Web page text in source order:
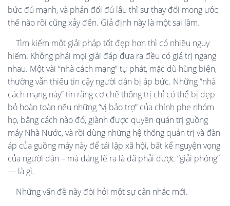
bức đủ mạnh, và phản đối đủ lâu thì sự thay đổi mong ước
thế nào rồi cũng xảy đến. Giả định này là một sai lầm.
Tìm kiếm một giải pháp tốt đẹp hơn thì có nhiều nguy
hiểm. Không phải mọi giải đáp đưa ra đều có giá trị ngang
nhau. Một vài “nhà cách mạng” tự phát, mặc dù hùng biện,
thường vẫn thiếu tin cậy người dân bị áp bức. Những “nhà
cách mạng này” tin rằng cơ chế thống trị chỉ có thể bị dẹp
bỏ hoàn toàn nếu những “vị bảo trợ” của chính phe nhóm
họ, bằng cách nào đó, giành được quyền quản trị guồng
máy Nhà Nước, và rồi dùng những hệ thống quản trị và đàn
áp của guồng máy này để tái lập xã hội, bất kể nguyện vọng
của người dân – mà đáng lẽ ra là đã phải được “giải phóng”
— là gì.
Những vấn đề này đòi hỏi một sự cân nhắc mới.